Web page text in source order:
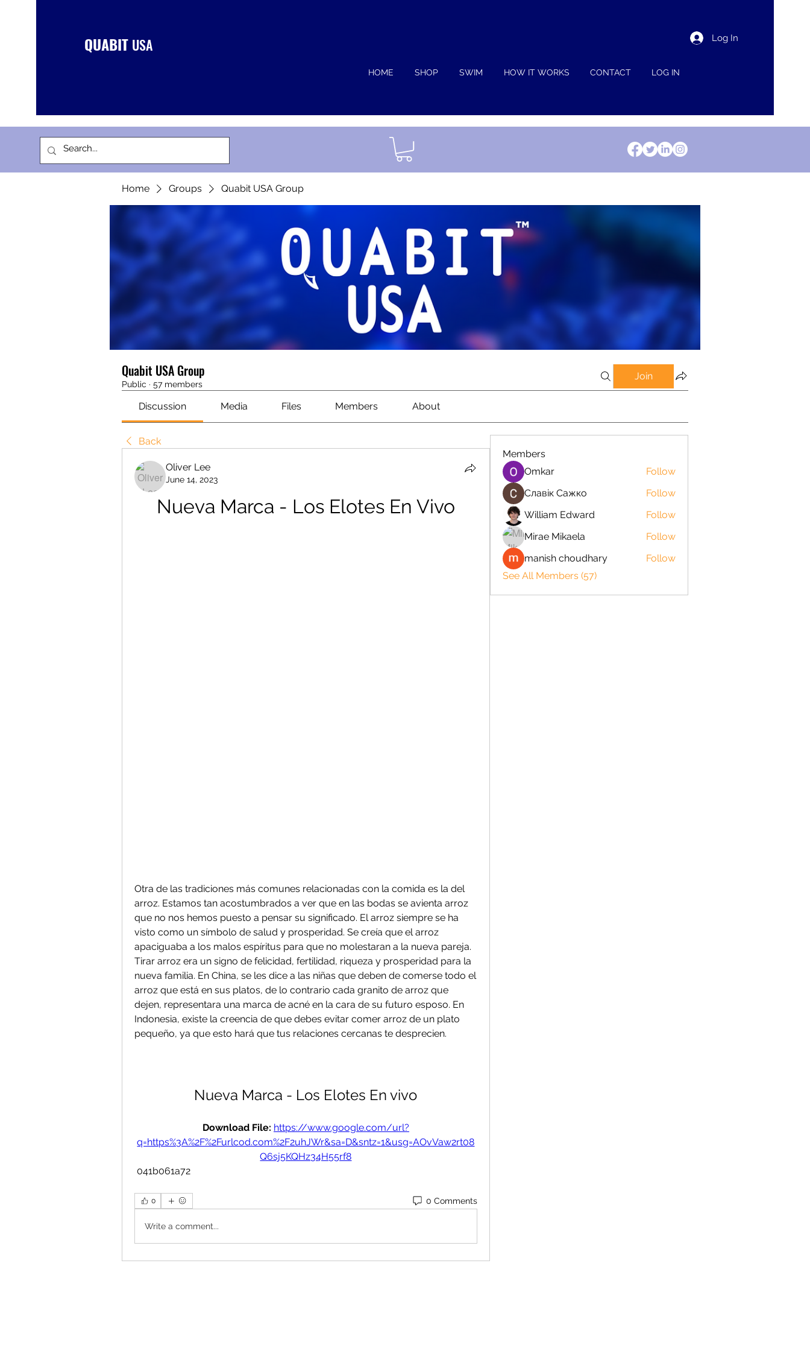
QUABIT USA Log In
HOME SHOP SWIM HOW IT WORKS CONTACT LOG IN
Home Groups Quabit USA Group
Quabit USA Group
Public · 57 members
Join
Discussion Media Files Members About
Back
Oliver Lee
June 14, 2023
Nueva Marca - Los Elotes En Vivo
Otra de las tradiciones más comunes relacionadas con la comida es la del
arroz. Estamos tan acostumbrados a ver que en las bodas se avienta arroz
que no nos hemos puesto a pensar su significado. El arroz siempre se ha
visto como un símbolo de salud y prosperidad. Se creía que el arroz
apaciguaba a los malos espíritus para que no molestaran a la nueva pareja.
Tirar arroz era un signo de felicidad, fertilidad, riqueza y prosperidad para la
nueva familia. En China, se les dice a las niñas que deben de comerse todo el
arroz que está en sus platos, de lo contrario cada granito de arroz que
dejen, representara una marca de acné en la cara de su futuro esposo. En
Indonesia, existe la creencia de que debes evitar comer arroz de un plato
pequeño, ya que esto hará que tus relaciones cercanas te desprecien.
Nueva Marca - Los Elotes En vivo
Download File: https://www.google.com/url?
q=https%3A%2F%2Furlcod.com%2F2uhJWr&sa=D&sntz=1&usg=AOvVaw2rt08
Q6sj5KQHz34H55rf8
041b061a72
0 0 Comments
Write a comment...
Members
Omkar
Follow
Славік Сажко
Follow
William Edward
Follow
Mirae Mikaela
Follow
manish choudhary
Follow
See All Members (57)